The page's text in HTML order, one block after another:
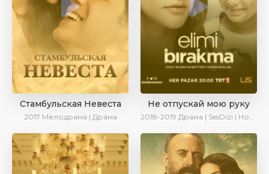
Стамбульская Невеста
2017 Мелодрама | Драма
Не отпускай мою руку
2018-2019 Драма | SesDizi | Новинки